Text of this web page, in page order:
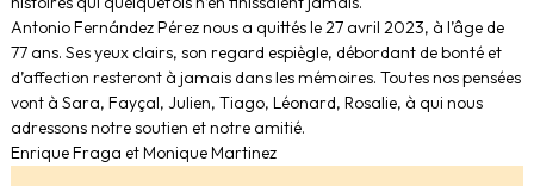
Antonio Fernández Pérez nous a quittés le 27 avril 2023, à l’âge de
77 ans. Ses yeux clairs, son regard espiègle, débordant de bonté et
d’affection resteront à jamais dans les mémoires. Toutes nos pensées
vont à Sara, Fayçal, Julien, Tiago, Léonard, Rosalie, à qui nous
adressons notre soutien et notre amitié.
Enrique Fraga et Monique Martinez